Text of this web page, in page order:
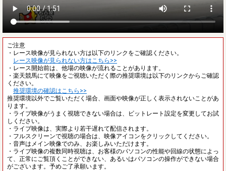
ご注意
・レース映像が見られない方は以下のリンクをご確認ください。
レース映像が見られない方はこちら>>
・レース開始前は、他場の映像が流れることがあります。
・楽天競馬にて映像をご視聴いただく際の推奨環境は以下のリンクからご確認
ください。
推奨環境の確認はこちら>>
推奨環境以外でご覧いただく場合、画面や映像が正しく表示されないことがあ
ります。
・ライブ映像がうまく視聴できない場合は、ビットレート設定を変更してお試
しください。
・ライブ映像は、実際より若干遅れて配信されます。
・フルスクリーンで視聴の場合は、映像アイコンをクリックしてください。
・音声はメイン映像でのみ、お楽しみいただけます。
・ライブ映像の複数同時視聴は、お客様のパソコンの性能や回線の状態によっ
て、正常にご覧頂くことができない、あるいはパソコンの操作ができない場合
がございます。予めご了承願います。